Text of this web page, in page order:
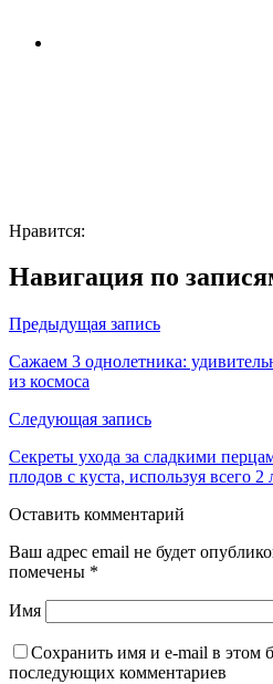
Нравится:
Навигация по
Предыдущая запись
Сажаем 3 однолетника:
из космоса
Следующая запись
Секреты ухода за сладкими
плодов с куста, используя всего
Оставить комментарий
Ваш адрес email не будет
помечены *
Имя
Сохранить имя и e-mail в этом
последующих комментариев